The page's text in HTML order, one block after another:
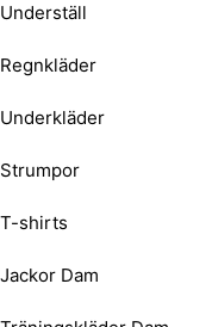
Underställ
Regnkläder
Underkläder
Strumpor
T-shirts
Jackor Dam